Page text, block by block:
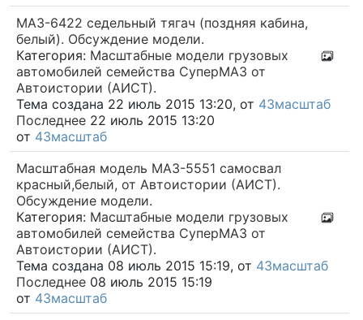
МАЗ-6422 седельный тягач (поздняя кабина,
белый). Обсуждение модели.
Категория: Масштабные модели грузовых
автомобилей семейства СуперМАЗ от
Автоистории (АИСТ).
Тема создана 22 июль 2015 13:20, от 43масштаб
Последнее 22 июль 2015 13:20
от 43масштаб
Масштабная модель МАЗ-5551 самосвал
красный,белый, от Автоистории (АИСТ).
Обсуждение модели.
Категория: Масштабные модели грузовых
автомобилей семейства СуперМАЗ от
Автоистории (АИСТ).
Тема создана 08 июль 2015 15:19, от 43масштаб
Последнее 08 июль 2015 15:19
от 43масштаб